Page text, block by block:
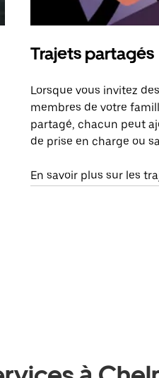
Trajets partagés
Lorsque vous invitez
membres de votre
partagé, chacun peut
de prise en charge ou
En savoir plus sur les